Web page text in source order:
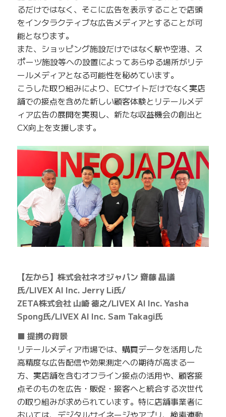
るだけではなく、そこに広告を表示することで店頭
をインタラクティブな広告メディアとすることが可
能となります。
また、ショッピング施設だけではなく駅や空港、ス
ポーツ施設等への設置によってあらゆる場所がリテ
ールメディアとなる可能性を秘めています。
こうした取り組みにより、ECサイトだけでなく実店
舗での接点を含めた新しい顧客体験とリテールメデ
ィア広告の展開を実現し、新たな収益機会の創出と
CX向上を支援します。
【左から】株式会社ネオジャパン 齋藤 晶議
氏/LIVEX AI Inc. Jerry Li氏/
ZETA株式会社 山崎 徳之/LIVEX AI Inc. Yasha
Spong氏/LIVEX AI Inc. Sam Takagi氏
■ 提携の背景
リテールメディア市場では、購買データを活用した
高精度な広告配信や効果測定への期待が高まる一
方、実店舗を含むオフライン接点の活用や、顧客接
点そのものを広告・販促・接客へと統合する次世代
の取り組みが求められています。特に店舗事業者に